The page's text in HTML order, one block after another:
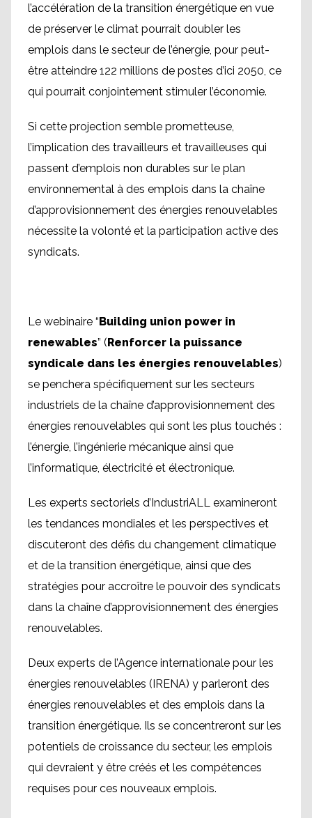
l’accélération de la transition énergétique en vue
de préserver le climat pourrait doubler les
emplois dans le secteur de l’énergie, pour peut-
être atteindre 122 millions de postes d’ici 2050, ce
qui pourrait conjointement stimuler l’économie.
Si cette projection semble prometteuse,
l’implication des travailleurs et travailleuses qui
passent d’emplois non durables sur le plan
environnemental à des emplois dans la chaîne
d’approvisionnement des énergies renouvelables
nécessite la volonté et la participation active des
syndicats.
Le webinaire “Building union power in
renewables” (Renforcer la puissance
syndicale dans les énergies renouvelables)
se penchera spécifiquement sur les secteurs
industriels de la chaîne d’approvisionnement des
énergies renouvelables qui sont les plus touchés :
l’énergie, l’ingénierie mécanique ainsi que
l’informatique, électricité et électronique.
Les experts sectoriels d’IndustriALL examineront
les tendances mondiales et les perspectives et
discuteront des défis du changement climatique
et de la transition énergétique, ainsi que des
stratégies pour accroître le pouvoir des syndicats
dans la chaîne d’approvisionnement des énergies
renouvelables.
Deux experts de l’Agence internationale pour les
énergies renouvelables (IRENA) y parleront des
énergies renouvelables et des emplois dans la
transition énergétique. Ils se concentreront sur les
potentiels de croissance du secteur, les emplois
qui devraient y être créés et les compétences
requises pour ces nouveaux emplois.